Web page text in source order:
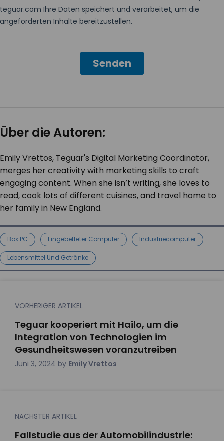
Über die Autoren:
Emily Vrettos, Teguar's Digital Marketing Coordinator,
merges her creativity with marketing skills to craft
engaging content. When she isn’t writing, she loves to
read, cook lots of different cuisines, and travel home to
her family in New England.
Box PC Eingebetteter Computer Industriecomputer
Lebensmittel Und Getränke
VORHERIGER ARTIKEL
Teguar kooperiert mit Hailo, um die
Integration von Technologien im
Gesundheitswesen voranzutreiben
Juni 3, 2024 by Emily Vrettos
NÄCHSTER ARTIKEL
Fallstudie aus der Automobilindustrie: